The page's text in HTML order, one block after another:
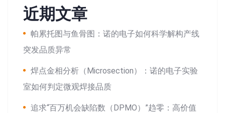
近期文章
帕累托图与鱼骨图：诺的电子如何科学解构产线
突发品质异常
焊点金相分析（Microsection）：诺的电子实验
室如何判定微观焊接品质
追求“百万机会缺陷数（DPMO）”趋零：高价值